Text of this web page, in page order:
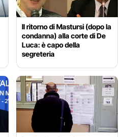
Il ritorno di Mastursi (dopo la
condanna) alla corte di De
Luca: è capo della
segreteria